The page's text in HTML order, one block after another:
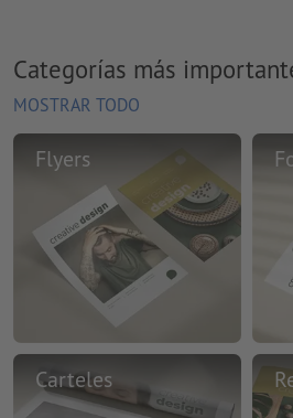
Categorías más
MOSTRAR TODO
Flyers
Carteles